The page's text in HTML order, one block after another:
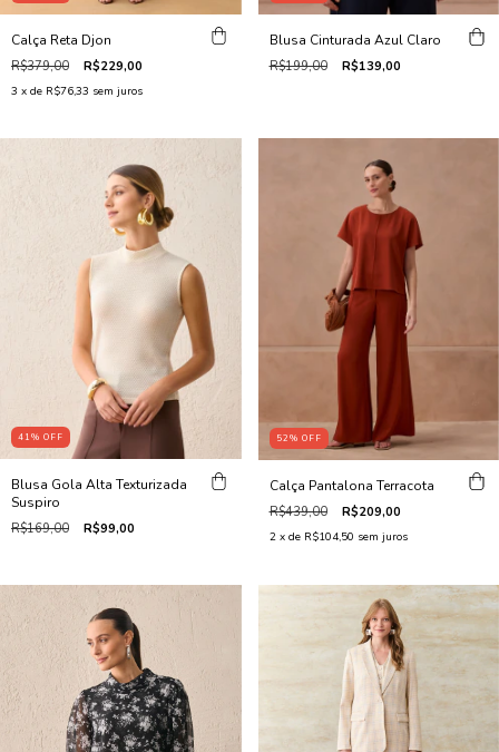
Calça Reta Djon
R$379,00 R$229,00
3 x de R$76,33 sem juros
Blusa Cinturada Azul Claro
R$199,00 R$139,00
41% OFF
Blusa Gola Alta Texturizada
Suspiro
R$169,00 R$99,00
52% OFF
Calça Pantalona Terracota
R$439,00 R$209,00
2 x de R$104,50 sem juros